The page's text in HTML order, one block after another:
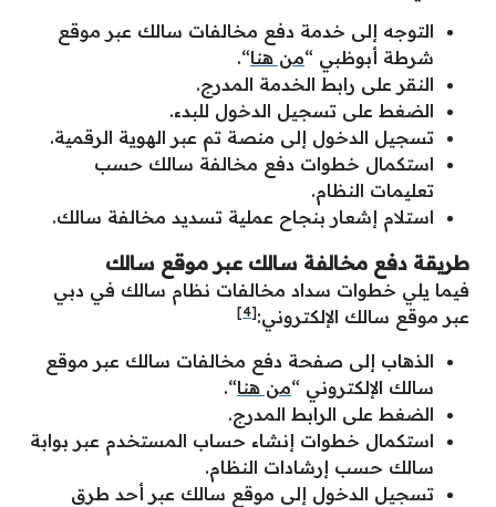
التوجه إلى خدمة دفع مخالفات سالك عبر موقع
شرطة أبوظبي “من هنا“.
النقر على رابط الخدمة المدرج.
الضغط على تسجيل الدخول للبدء.
تسجيل الدخول إلى منصة تم عبر الهوية الرقمية.
استكمال خطوات دفع مخالفة سالك حسب
تعليمات النظام.
استلام إشعار بنجاح عملية تسديد مخالفة سالك.
طريقة دفع مخالفة سالك عبر موقع سالك
فيما يلي خطوات سداد مخالفات نظام سالك في دبي
عبر موقع سالك الإلكتروني:[4]
الذهاب إلى صفحة دفع مخالفات سالك عبر موقع
سالك الإلكتروني “من هنا“.
الضغط على الرابط المدرج.
استكمال خطوات إنشاء حساب المستخدم عبر بوابة
سالك حسب إرشادات النظام.
تسجيل الدخول إلى موقع سالك عبر أحد طرق